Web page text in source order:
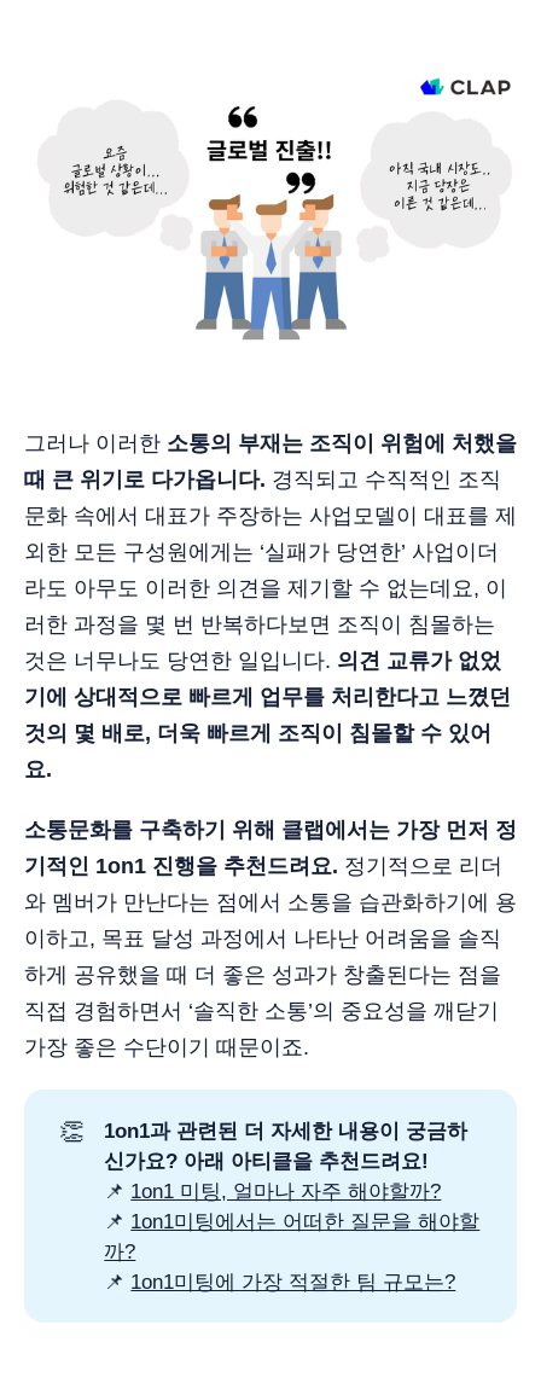
그러나 이러한 소통의 부재는 조직이 위험에 처했을
때 큰 위기로 다가옵니다. 경직되고 수직적인 조직
문화 속에서 대표가 주장하는 사업모델이 대표를 제
외한 모든 구성원에게는 ‘실패가 당연한’ 사업이더
라도 아무도 이러한 의견을 제기할 수 없는데요, 이
러한 과정을 몇 번 반복하다보면 조직이 침몰하는
것은 너무나도 당연한 일입니다. 의견 교류가 없었
기에 상대적으로 빠르게 업무를 처리한다고 느꼈던
것의 몇 배로, 더욱 빠르게 조직이 침몰할 수 있어
요.
소통문화를 구축하기 위해 클랩에서는 가장 먼저 정
기적인 1on1 진행을 추천드려요. 정기적으로 리더
와 멤버가 만난다는 점에서 소통을 습관화하기에 용
이하고, 목표 달성 과정에서 나타난 어려움을 솔직
하게 공유했을 때 더 좋은 성과가 창출된다는 점을
직접 경험하면서 ‘솔직한 소통’의 중요성을 깨닫기
가장 좋은 수단이기 때문이죠.
👏
1on1과 관련된 더 자세한 내용이 궁금하
신가요? 아래 아티클을 추천드려요!
📌 1on1 미팅, 얼마나 자주 해야할까?
📌 1on1미팅에서는 어떠한 질문을 해야할
까?
📌 1on1미팅에 가장 적절한 팀 규모는?